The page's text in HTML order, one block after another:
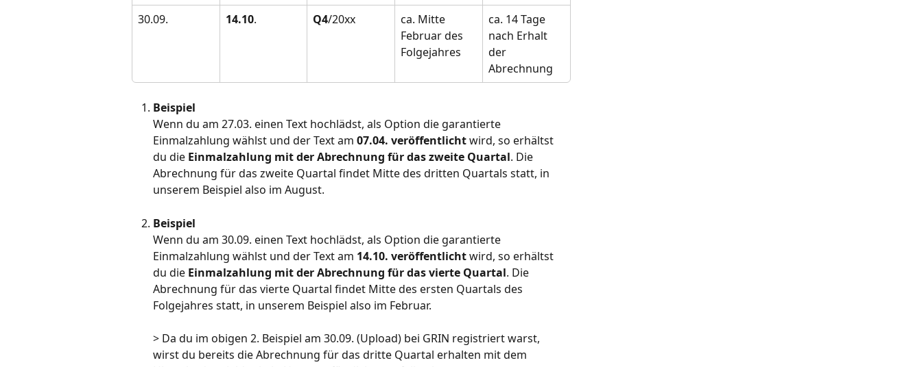
30.09.
14.10. Q4/20xx
ca. Mitte
Februar des
Folgejahres
ca. 14 Tage
nach Erhalt
der
Abrechnung
Beispiel
Wenn du am 27.03. einen Text hochlädst, als Option die garantierte
Einmalzahlung wählst und der Text am 07.04. veröffentlicht wird, so erhältst
du die Einmalzahlung mit der Abrechnung für das zweite Quartal. Die
Abrechnung für das zweite Quartal findet Mitte des dritten Quartals statt, in
unserem Beispiel also im August.
Beispiel
Wenn du am 30.09. einen Text hochlädst, als Option die garantierte
Einmalzahlung wählst und der Text am 14.10. veröffentlicht wird, so erhältst
du die Einmalzahlung mit der Abrechnung für das vierte Quartal. Die
Abrechnung für das vierte Quartal findet Mitte des ersten Quartals des
Folgejahres statt, in unserem Beispiel also im Februar.
> Da du im obigen 2. Beispiel am 30.09. (Upload) bei GRIN registriert warst,
wirst du bereits die Abrechnung für das dritte Quartal erhalten mit dem